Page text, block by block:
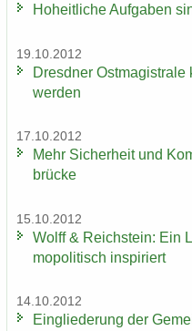
Ho­heit­li­che Auf­ga­ben
19.10.2012
Dresd­ner
wer­den
17.10.2012
Mehr Si­cher­heit und
brü­cke
15.10.2012
Wolff & Reichs­tein: Ein
mo­po­li­tisch in­spi­riert
14.10.2012
Ein­glie­de­rung der